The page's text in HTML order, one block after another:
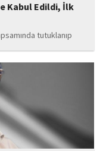
Kabul Edildi, İlk
tutuklanıp
Tanju Özcan’ın da
yargılandığı dava